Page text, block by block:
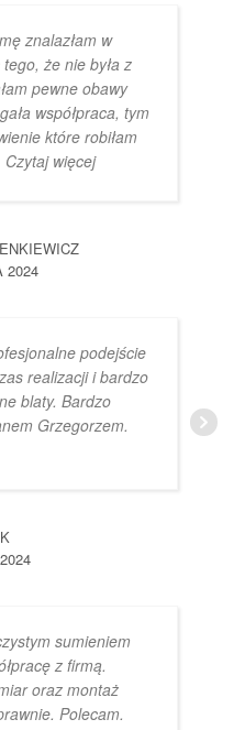
znalazłam w
że nie była z
pewne obawy
współpraca, tym
które robiłam
Czytaj więcej
2024
podejście
realizacji i bardzo
blaty. Bardzo
Grzegorzem.
sumieniem
z firmą.
oraz montaż
Polecam.